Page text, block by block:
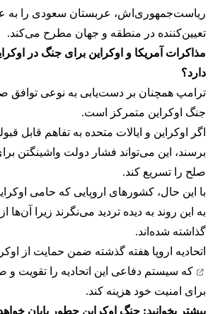
ریاست‌جمهوری‌اش، عربستان سعودی را به
تعیین‌کننده در منطقه و جهان مطرح می‌کند.
مذاکرات آمریکا و اوکراین برای جنگ در
دارد؟
ترامپ همچنان بر دست‌یابی به نوعی توافق
جنگ اوکراین متمرکز است.
اگر اوکراین و ایالات متحده به تفاهم قابل
برسند، این می‌تواند فشار دولت واشینگتن
صلح را تسریع کند.
با این حال، کشورهای اروپایی که حامی
به این روند به دیده تردید می‌نگرند زیرا آن‌ها
گذاشته شده‌اند.
اتحادیه اروپا هفته گذشته ضمن حمایت از
که سیستم دفاعی این اتحادیه را تقویت و
برای امنیت خود هزینه کند.
بیشتر بخوانید: جنگ اوکراین چطور پایان